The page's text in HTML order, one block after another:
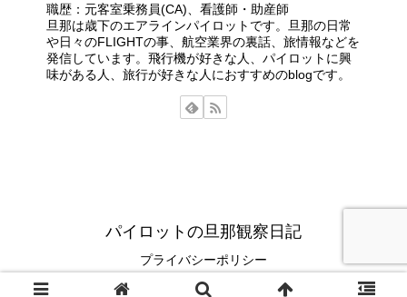
職歴：元客室乗務員(CA)、看護師・助産師
旦那は歳下のエアラインパイロットです。旦那の日常
や日々のFLIGHTの事、航空業界の裏話、旅情報などを
発信しています。飛行機が好きな人、パイロットに興
味がある人、旅行が好きな人におすすめのblogです。
パイロットの旦那観察日記
プライバシーポリシー
© 2021 パイロットの旦那観察日記.